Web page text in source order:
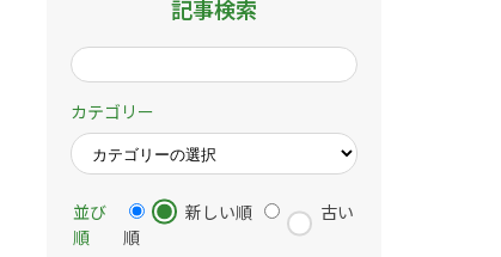
記事検索
カテゴリー
並び
順
新しい順
古い
順